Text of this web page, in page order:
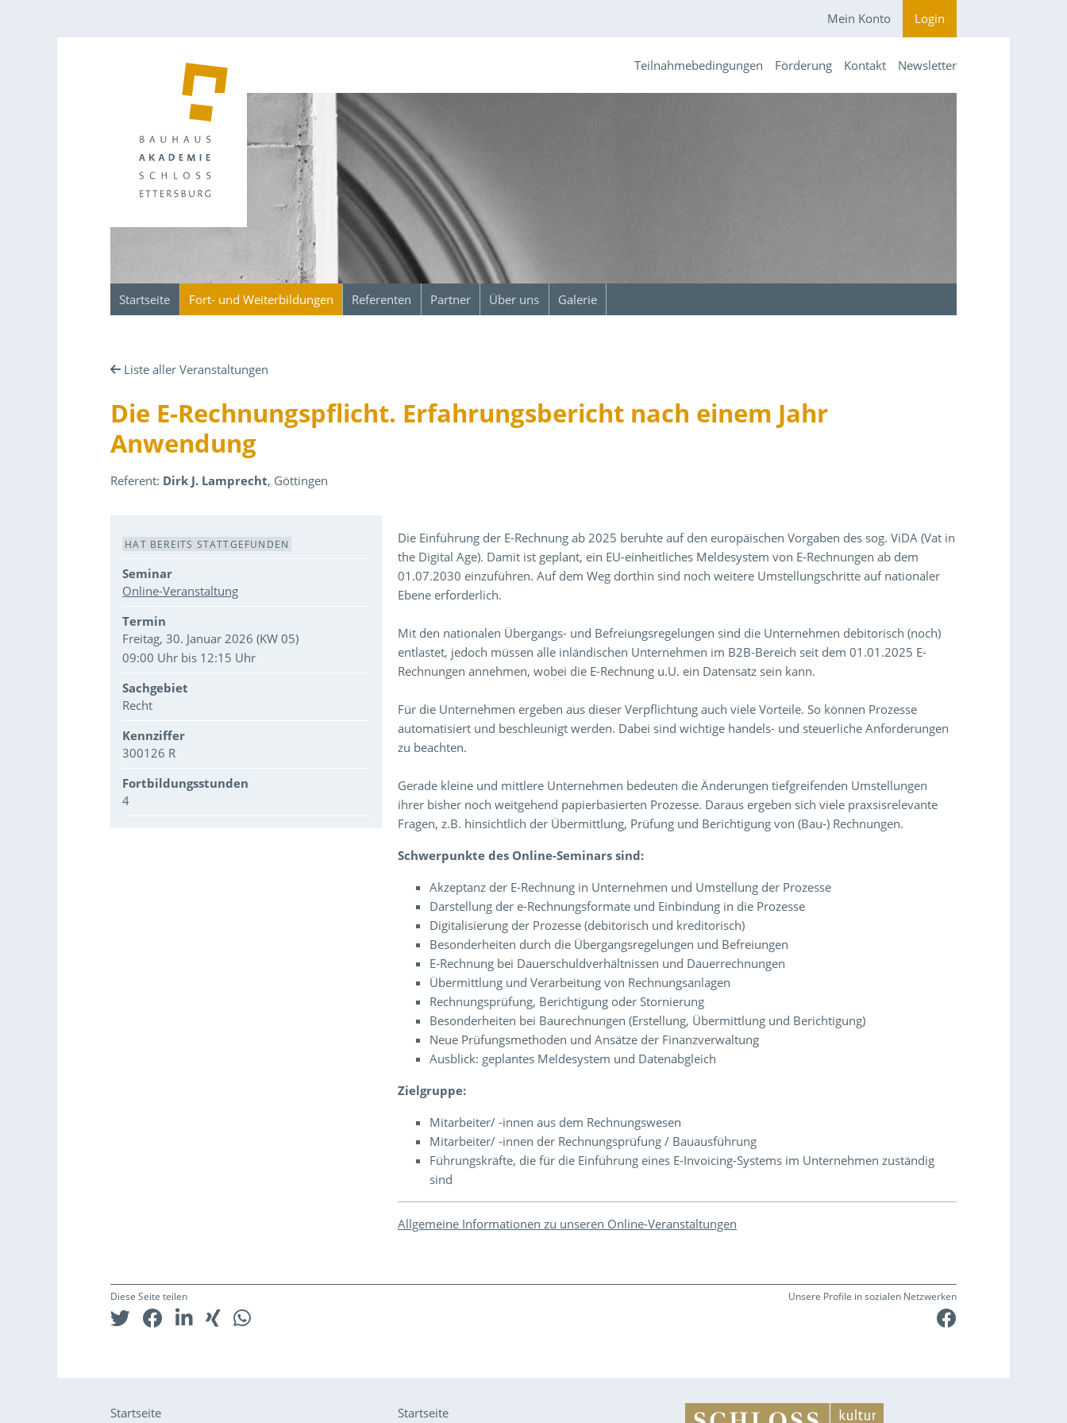
Mein Konto Login
Startseite Fort- und Weiterbildungen Referenten Partner Über uns Galerie
Teilnahmebedingungen Förderung Kontakt Newsletter
Liste aller Veranstaltungen
Die E-Rechnungspflicht. Erfahrungsbericht nach einem Jahr
Anwendung
Referent: Dirk J. Lamprecht, Göttingen
Veranstaltungsdaten
HAT BEREITS STATTGEFUNDEN
Seminar
Online-Veranstaltung
Termin
Freitag, 30. Januar 2026 (KW 05)
09:00 Uhr bis 12:15 Uhr
Sachgebiet
Recht
Kennziffer
300126 R
Fortbildungsstunden
4
Die Einführung der E-Rechnung ab 2025 beruhte auf den europäischen Vorgaben des sog. ViDA (Vat in
the Digital Age). Damit ist geplant, ein EU-einheitliches Meldesystem von E-Rechnungen ab dem
01.07.2030 einzuführen. Auf dem Weg dorthin sind noch weitere Umstellungschritte auf nationaler
Ebene erforderlich.
Mit den nationalen Übergangs- und Befreiungsregelungen sind die Unternehmen debitorisch (noch)
entlastet, jedoch müssen alle inländischen Unternehmen im B2B-Bereich seit dem 01.01.2025 E-
Rechnungen annehmen, wobei die E-Rechnung u.U. ein Datensatz sein kann.
Für die Unternehmen ergeben aus dieser Verpflichtung auch viele Vorteile. So können Prozesse
automatisiert und beschleunigt werden. Dabei sind wichtige handels- und steuerliche Anforderungen
zu beachten.
Gerade kleine und mittlere Unternehmen bedeuten die Änderungen tiefgreifenden Umstellungen
ihrer bisher noch weitgehend papierbasierten Prozesse. Daraus ergeben sich viele praxsisrelevante
Fragen, z.B. hinsichtlich der Übermittlung, Prüfung und Berichtigung von (Bau-) Rechnungen.
Schwerpunkte des Online-Seminars sind:
Akzeptanz der E-Rechnung in Unternehmen und Umstellung der Prozesse
Darstellung der e-Rechnungsformate und Einbindung in die Prozesse
Digitalisierung der Prozesse (debitorisch und kreditorisch)
Besonderheiten durch die Übergangsregelungen und Befreiungen
E-Rechnung bei Dauerschuldverhältnissen und Dauerrechnungen
Übermittlung und Verarbeitung von Rechnungsanlagen
Rechnungsprüfung, Berichtigung oder Stornierung
Besonderheiten bei Baurechnungen (Erstellung, Übermittlung und Berichtigung)
Neue Prüfungsmethoden und Ansätze der Finanzverwaltung
Ausblick: geplantes Meldesystem und Datenabgleich
Zielgruppe:
Mitarbeiter/ -innen aus dem Rechnungswesen
Mitarbeiter/ -innen der Rechnungsprüfung / Bauausführung
Führungskräfte, die für die Einführung eines E-Invoicing-Systems im Unternehmen zuständig
sind
Allgemeine Informationen zu unseren Online-Veranstaltungen
Diese Seite teilen Unsere Profile in sozialen Netzwerken
Startseite Startseite